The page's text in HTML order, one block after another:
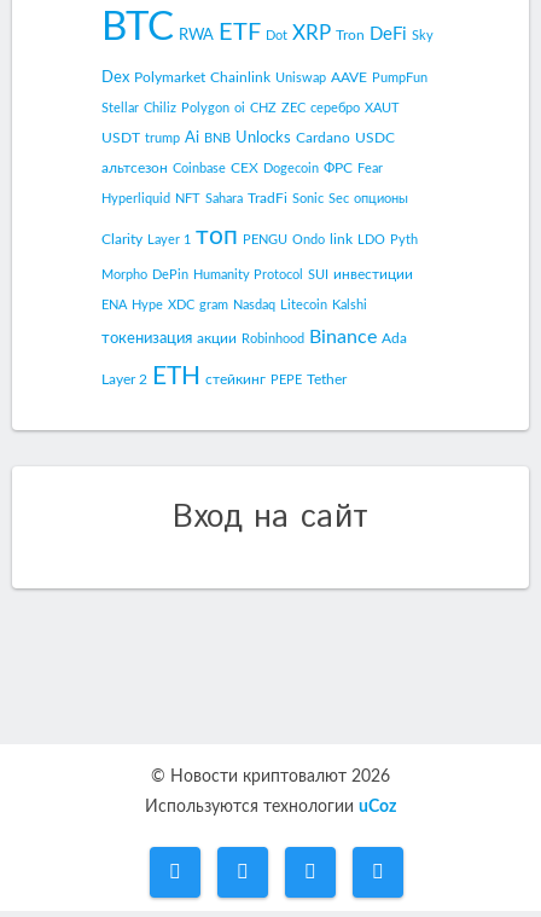
BTC RWA ETF Dot XRP Tron DeFi Sky
Dex Polymarket Chainlink Uniswap AAVE PumpFun
Stellar Chiliz Polygon oi CHZ ZEC серебро XAUT
USDT trump Ai BNB Unlocks Cardano USDC
альтсезон Coinbase CEX Dogecoin ФРС Fear
Hyperliquid NFT Sahara TradFi Sonic Sec опционы
Clarity Layer 1 топ PENGU Ondo link LDO Pyth
Morpho DePin Humanity Protocol SUI инвестиции
ENA Hype XDC gram Nasdaq Litecoin Kalshi
токенизация акции Robinhood Binance Ada
Layer 2 ETH стейкинг PEPE Tether
Вход на сайт
© Новости криптовалют 2026
Используются технологии uCoz